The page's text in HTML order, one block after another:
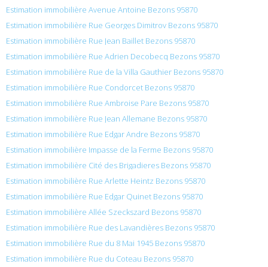
Estimation immobilière Avenue Antoine Bezons 95870
Estimation immobilière Rue Georges Dimitrov Bezons 95870
Estimation immobilière Rue Jean Baillet Bezons 95870
Estimation immobilière Rue Adrien Decobecq Bezons 95870
Estimation immobilière Rue de la Villa Gauthier Bezons 95870
Estimation immobilière Rue Condorcet Bezons 95870
Estimation immobilière Rue Ambroise Pare Bezons 95870
Estimation immobilière Rue Jean Allemane Bezons 95870
Estimation immobilière Rue Edgar Andre Bezons 95870
Estimation immobilière Impasse de la Ferme Bezons 95870
Estimation immobilière Cité des Brigadieres Bezons 95870
Estimation immobilière Rue Arlette Heintz Bezons 95870
Estimation immobilière Rue Edgar Quinet Bezons 95870
Estimation immobilière Allée Szeckszard Bezons 95870
Estimation immobilière Rue des Lavandières Bezons 95870
Estimation immobilière Rue du 8 Mai 1945 Bezons 95870
Estimation immobilière Rue du Coteau Bezons 95870